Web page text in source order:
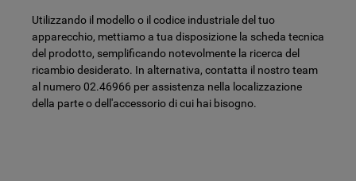
Utilizzando il modello o il codice industriale del tuo
apparecchio, mettiamo a tua disposizione la scheda tecnica
del prodotto, semplificando notevolmente la ricerca del
ricambio desiderato. In alternativa, contatta il nostro team
al numero 02.46966 per assistenza nella localizzazione
della parte o dell'accessorio di cui hai bisogno.